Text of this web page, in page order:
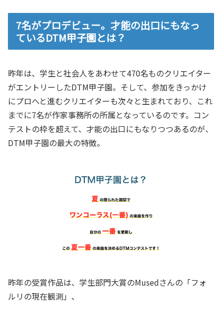
7名がプロデビュー。才能の出口にもなっ
ているDTM甲子園とは？
昨年は、学生と社会人をあわせて470名ものクリエイター
がエントリーしたDTM甲子園。そして、参加をきっかけ
にプロへと進むクリエイターも次々と生まれており、これ
までに7名が作家事務所の所属となっているのです。コン
テストの枠を超えて、才能の出口にもなりつつあるのが、
DTM甲子園の最大の特徴。
昨年の受賞作品は、学生部門大賞のMusedさんの「フォ
ルリの現在観測」、